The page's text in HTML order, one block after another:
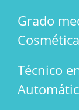
Grado
Técnico